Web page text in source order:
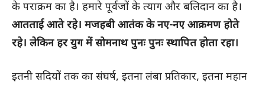
के पराक्रम का है। हमारे पूर्वजों के त्याग और बलिदान का है।
आतताई आते रहे। मजहबी आतंक के नए-नए आक्रमण होते
रहे। लेकिन हर युग में सोमनाथ पुनः पुनः स्थापित होता रहा।
इतनी सदियों तक का संघर्ष, इतना लंबा प्रतिकार, इतना महान